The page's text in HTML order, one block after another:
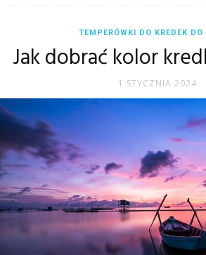
TEMPERÓWKI DO KREDEK DO
Jak dobrać kolor
1 STYCZNIA 2024